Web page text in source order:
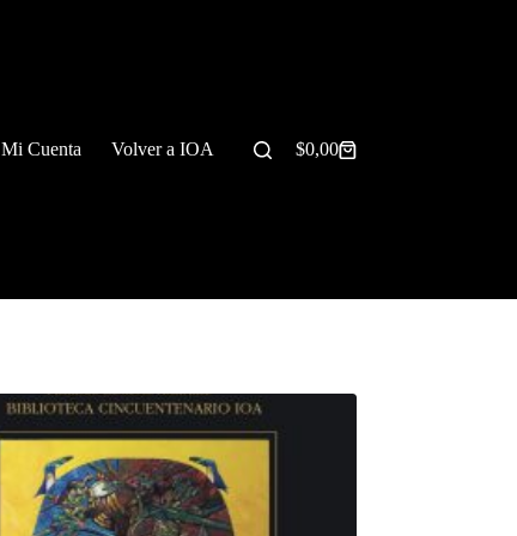
Mi Cuenta Volver a IOA
Carrito
$0,00